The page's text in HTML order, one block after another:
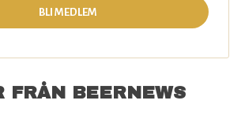
BLI MEDLEM
FRÅN BEERNEWS